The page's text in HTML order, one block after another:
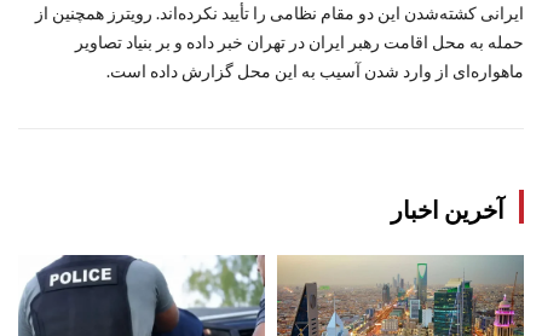
ایرانی کشته‌شدن این دو مقام نظامی را تأیید نکرده‌اند. رویترز همچنین از
حمله به محل اقامت رهبر ایران در تهران خبر داده و بر بنیاد تصاویر
ماهواره‌ای از وارد شدن آسیب به این محل گزارش داده است.
آخرین اخبار